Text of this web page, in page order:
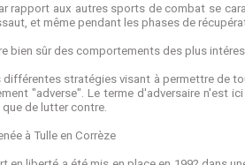
rapport aux autres sports de combat se
et même pendant les phases de
bien sûr des comportements des plus
différentes stratégies visant à permettre de
"adverse". Le terme d'adversaire n'est
de lutter contre.
à Tulle en Corrèze